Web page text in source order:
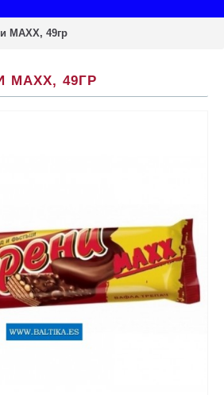
MAXX, 49гp
49ГP